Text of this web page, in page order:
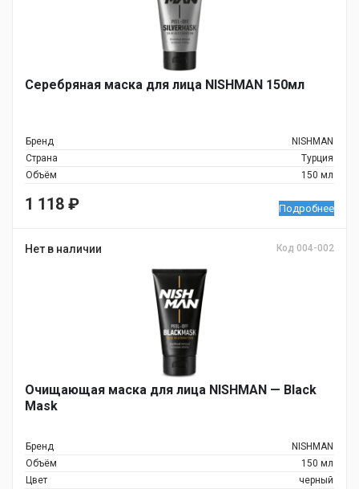
Серебряная маска для лица NISHMAN 150мл
Бренд
NISHMAN
Страна
Турция
Объём
150 мл
1 118 ₽ Подробнее
Нет в наличии Код 004-002
Очищающая маска для лица NISHMAN — Black
Mask
Бренд
NISHMAN
Объём
150 мл
Цвет
черный